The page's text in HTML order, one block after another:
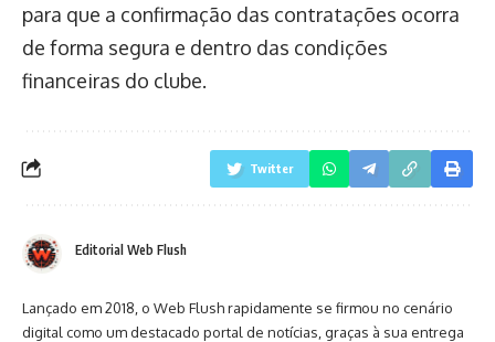
para que a confirmação das contratações ocorra
de forma segura e dentro das condições
financeiras do clube.
Twitter
Editorial Web Flush
Lançado em 2018, o Web Flush rapidamente se firmou no cenário
digital como um destacado portal de notícias, graças à sua entrega